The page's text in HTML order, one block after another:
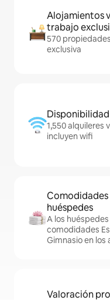
Alojamientos
trabajo
570
exclusiva
1,550 alquileres
incluyen wifi
Comodidades
huéspedes
A los
comodidades
Gimnasio en los
Valoración